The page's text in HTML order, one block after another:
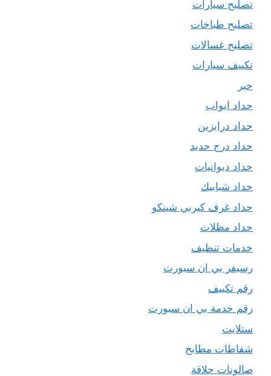
تصليح سيارات
تصليح طباخات
تصليح غسالات
تكييف سيارات
حبر
حداد ابواب
حداد درابزين
حداد درج حديد
حداد ديوانيات
حداد شبابيك
حداد غرف كيربي شينكو
حداد مظلات
خدمات تنظيف
رسيفر بي ان سبورت
رقم تكييف
رقم خدمة بي ان سبورت
ستلايت
شفاطات مطابخ
صالونات حلاقة